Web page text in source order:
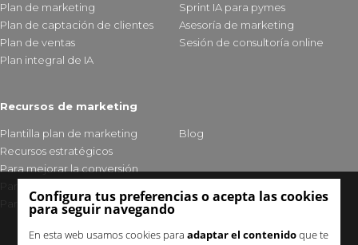
Configura tus preferencias o acepta las cookies
para seguir navegando
En esta web usamos cookies para adaptar el contenidoque te
Plan de marketing
Plan de captación de clientes
Plan de ventas
Plan integral de IA
Sprint IA para pymes
Asesoría de marketing
Sesión de consultoría online
Recursos de marketing
Plantilla plan de marketing
Recursos estratégicos
Para mejorar la conversión
Para mejorar tu visibilidad
Blog